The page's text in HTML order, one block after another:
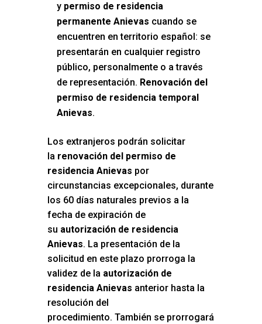
y permiso de residencia
permanente Anievas cuando se
encuentren en territorio español: se
presentarán en cualquier registro
público, personalmente o a través
de representación. Renovación del
permiso de residencia temporal
Anievas.
Los extranjeros podrán solicitar
la renovación del permiso de
residencia Anievas por
circunstancias excepcionales, durante
los 60 días naturales previos a la
fecha de expiración de
su autorización de residencia
Anievas. La presentación de la
solicitud en este plazo prorroga la
validez de la autorización de
residencia Anievas anterior hasta la
resolución del
procedimiento. También se prorrogará